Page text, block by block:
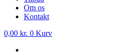
Om os
Kontakt
0,00 kr. 0 Kurv